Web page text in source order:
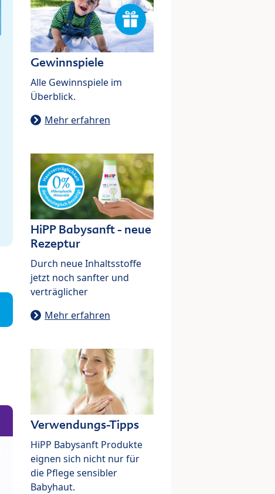
Gewinnspiele
Alle Gewinnspiele im
Überblick.
Mehr erfahren
HiPP Babysanft - neue
Rezeptur
Durch neue Inhaltsstoffe
jetzt noch sanfter und
verträglicher
Mehr erfahren
Verwendungs-Tipps
HiPP Babysanft Produkte
eignen sich nicht nur für
die Pflege sensibler
Babyhaut.